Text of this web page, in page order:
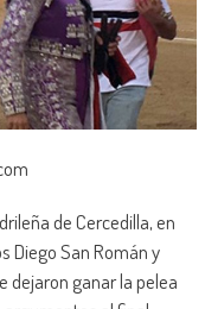
de Cercedilla, en
Diego San Román y
dejaron ganar la pelea